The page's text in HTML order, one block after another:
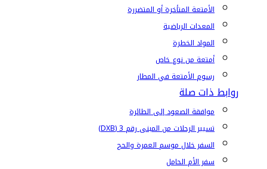
الأمتعة المتأخرة أو المتضررة
المعدات الرياضية
المواد الخطرة
أمتعة من نوع خاص
رسوم الأمتعة في المطار
روابط ذات صلة
موافقة الصعود إلى الطائرة
تسيير الرحلات من المبنى رقم 3 (DXB)
السفر خلال موسم العمرة والحج
سفر الأم الحامل